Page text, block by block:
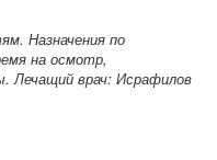
Назначения по
на осмотр,
Лечащий врач: Исрафилов